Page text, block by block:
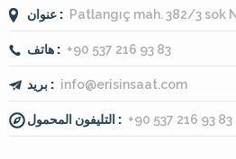
عنوان : Patlangıç mah. 382/3 sok
هاتف : +90 537 216 93 83
بريد : info@erisinsaat.com
التليفون المحمول : +90 537 216 93 83